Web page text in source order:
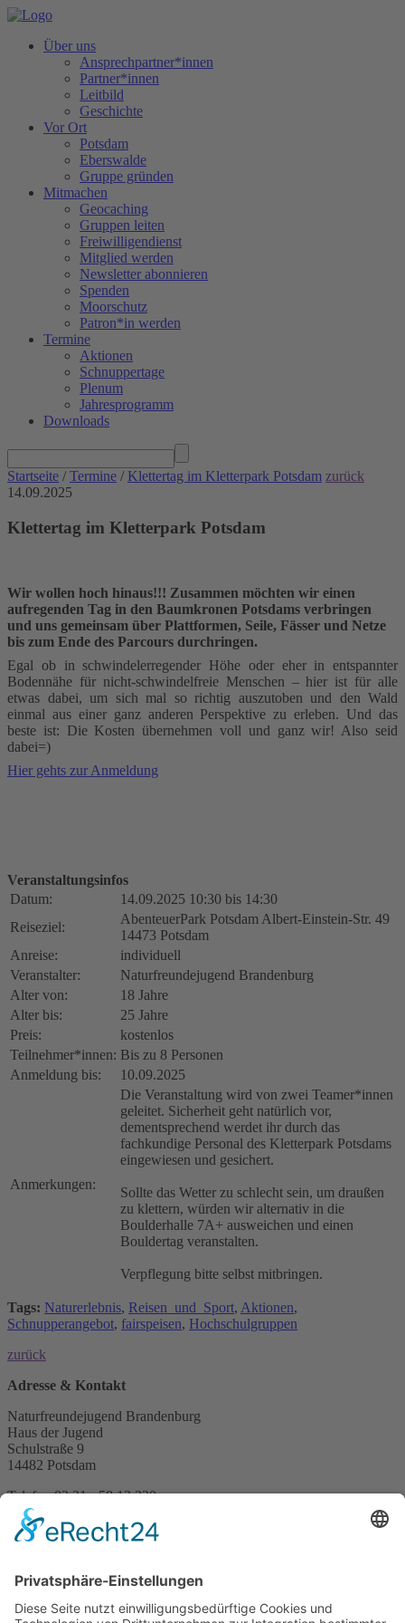
Über uns
Ansprechpartner*innen
Partner*innen
Leitbild
Geschichte
Vor Ort
Potsdam
Eberswalde
Gruppe gründen
Mitmachen
Geocaching
Gruppen leiten
Freiwilligendienst
Mitglied werden
Newsletter abonnieren
Spenden
Moorschutz
Patron*in werden
Termine
Aktionen
Schnuppertage
Plenum
Jahresprogramm
Downloads
Startseite / Termine / Klettertag im Kletterpark Potsdam zurück
14.09.2025
Klettertag im Kletterpark Potsdam
Wir wollen hoch hinaus!!! Zusammen möchten wir einen
aufregenden Tag in den Baumkronen Potsdams verbringen
und uns gemeinsam über Plattformen, Seile, Fässer und Netze
bis zum Ende des Parcours durchringen.
Egal ob in schwindelerregender Höhe oder eher in entspannter
Bodennähe für nicht-schwindelfreie Menschen – hier ist für alle
etwas dabei, um sich mal so richtig auszutoben und den Wald
einmal aus einer ganz anderen Perspektive zu erleben. Und das
beste ist: Die Kosten übernehmen voll und ganz wir! Also seid
dabei=)
Hier gehts zur Anmeldung
Veranstaltungsinfos
Datum:
14.09.2025 10:30 bis 14:30
Reiseziel:
AbenteuerPark Potsdam Albert-Einstein-Str. 49
14473 Potsdam
Anreise:
individuell
Veranstalter:
Naturfreundejugend Brandenburg
Alter von:
18 Jahre
Alter bis:
25 Jahre
Preis:
kostenlos
Teilnehmer*innen: Bis zu 8 Personen
Anmeldung bis:
10.09.2025
Anmerkungen:
Die Veranstaltung wird von zwei Teamer*innen
geleitet. Sicherheit geht natürlich vor,
dementsprechend werdet ihr durch das
fachkundige Personal des Kletterpark Potsdams
eingewiesen und gesichert.
Sollte das Wetter zu schlecht sein, um draußen
zu klettern, würden wir alternativ in die
Boulderhalle 7A+ ausweichen und einen
Bouldertag veranstalten.
Verpflegung bitte selbst mitbringen.
Tags: Naturerlebnis, Reisen_und_Sport, Aktionen,
Schnupperangebot, fairspeisen, Hochschulgruppen
zurück
Adresse & Kontakt
Naturfreundejugend Brandenburg
Haus der Jugend
Schulstraße 9
14482 Potsdam
Telefon 03 31 - 58 13 220
Telefax 03 21 - 21 47 55 74
rand nbu rg@nat ur freu d
Info & Service
Über Uns